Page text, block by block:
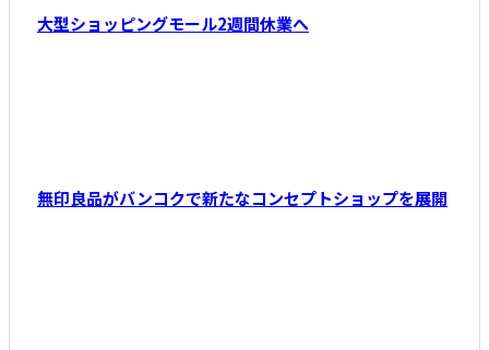
大型ショッピングモール2週間休業へ
無印良品がバンコクで新たなコンセプトショップを展開